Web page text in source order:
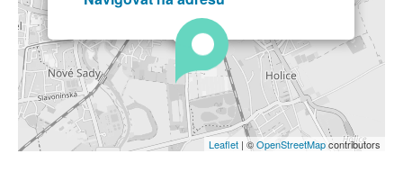
Leaflet | ©OpenStreetMapcontributors